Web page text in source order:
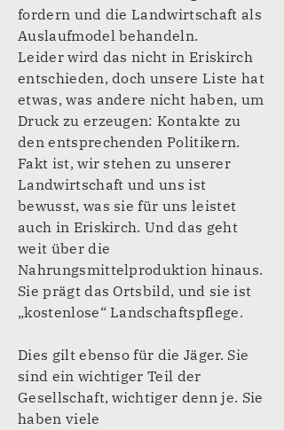
fordern und die Landwirtschaft als
Auslaufmodel behandeln.
Leider wird das nicht in Eriskirch
entschieden, doch unsere Liste hat
etwas, was andere nicht haben, um
Druck zu erzeugen: Kontakte zu
den entsprechenden Politikern.
Fakt ist, wir stehen zu unserer
Landwirtschaft und uns ist
bewusst, was sie für uns leistet
auch in Eriskirch. Und das geht
weit über die
Nahrungsmittelproduktion hinaus.
Sie prägt das Ortsbild, und sie ist
„kostenlose“ Landschaftspflege.
Dies gilt ebenso für die Jäger. Sie
sind ein wichtiger Teil der
Gesellschaft, wichtiger denn je. Sie
haben viele